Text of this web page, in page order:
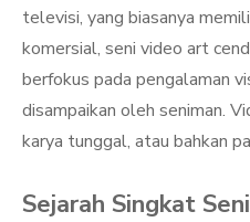
televisi, yang biasanya
komersial, seni video art
berfokus pada pengalaman
disampaikan oleh seniman.
karya tunggal, atau bahkan
Sejarah Singkat